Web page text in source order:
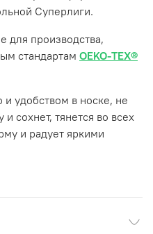
Суперлиги.
для производства,
стандартам OEKO-TEX®
удобством в носке, не
сохнет, тянется во всех
и радует яркими